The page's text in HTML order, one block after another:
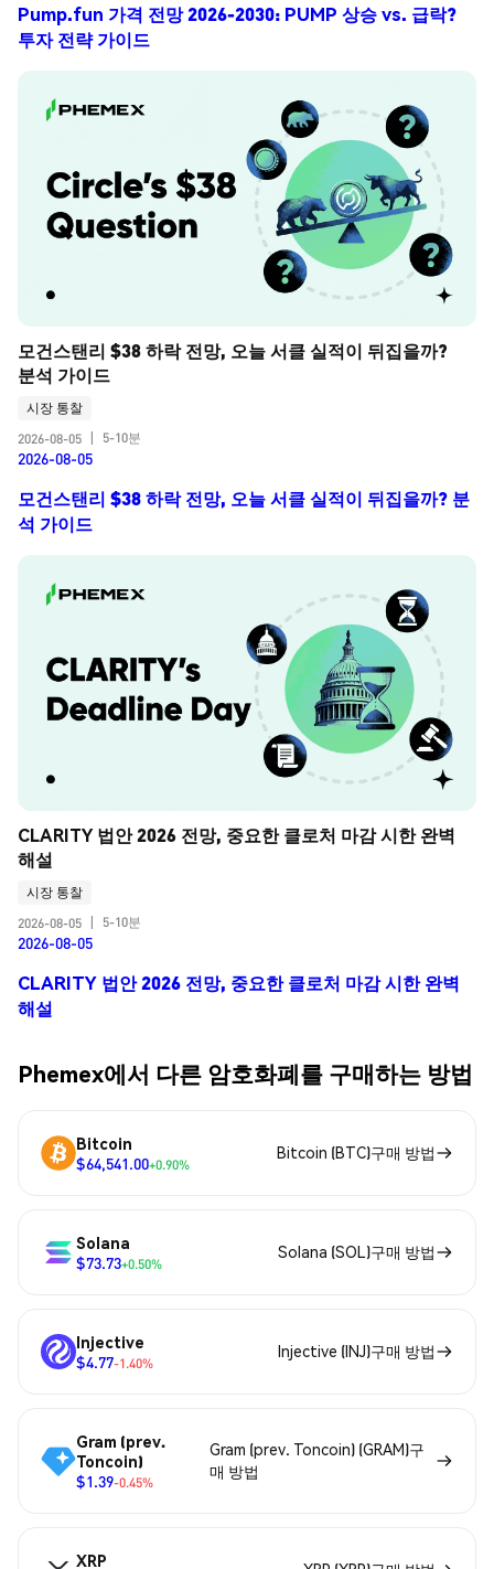
Pump.fun 가격 전망 2026-2030: PUMP 상승 vs. 급락?
투자 전략 가이드
모건스탠리 $38 하락 전망, 오늘 서클 실적이 뒤집을까?
분석 가이드
시장 통찰
2026-08-05
5-10분
2026-08-05
모건스탠리 $38 하락 전망, 오늘 서클 실적이 뒤집을까? 분
석 가이드
CLARITY 법안 2026 전망, 중요한 클로처 마감 시한 완벽
해설
시장 통찰
2026-08-05
5-10분
2026-08-05
CLARITY 법안 2026 전망, 중요한 클로처 마감 시한 완벽
해설
Phemex에서 다른 암호화폐를 구매하는 방법
Bitcoin
$64,541.00+0.90%
Bitcoin (BTC)구매 방법
Solana
$73.73+0.50%
Solana (SOL)구매 방법
Injective
$4.77-1.40%
Injective (INJ)구매 방법
Gram (prev.
Toncoin)
$1.39-0.45%
Gram (prev. Toncoin) (GRAM)구
매 방법
XRP